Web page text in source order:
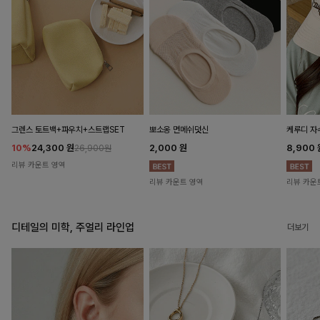
그렌스 토트백+파우치+스트랩SET
10%24,300 원26,900원
리뷰 카운트 영역
뽀소옹 면메쉬덧신
2,000 원
리뷰 카운트 영역
케루디 자
8,900
리뷰 카운
디테일의 미학, 주얼리 라인업 더보기